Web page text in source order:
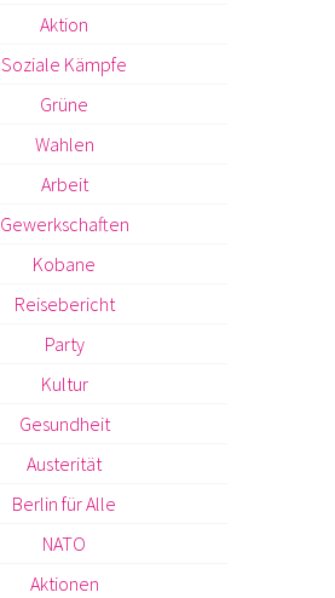
Aktion
Soziale Kämpfe
Grüne
Wahlen
Arbeit
Gewerkschaften
Kobane
Reisebericht
Party
Kultur
Gesundheit
Austerität
Berlin für Alle
NATO
Aktionen